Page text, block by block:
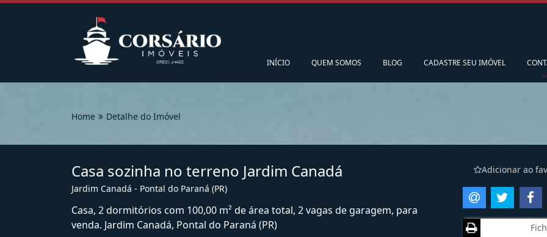
INÍCIO QUEM SOMOS BLOG CADASTRE SEU IMÓVEL
Home Detalhe do Imóvel
Casa sozinha no terreno Jardim Canadá
Jardim Canadá - Pontal do Paraná (PR)
Casa, 2 dormitórios com 100,00 m² de área total, 2 vagas de garagem, para
venda. Jardim Canadá, Pontal do Paraná (PR)
Adicionar ao